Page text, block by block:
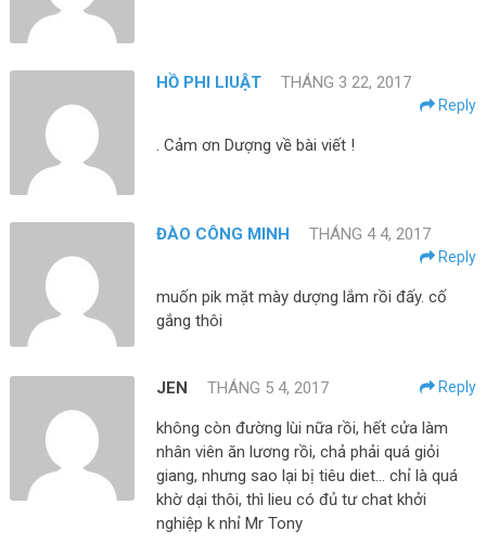
HỒ PHI LIUẬT THÁNG 3 22, 2017
Reply
. Cảm ơn Dượng về bài viết !
ĐÀO CÔNG MINH THÁNG 4 4, 2017
Reply
muốn pik mặt mày dượng lắm rồi đấy. cố
gắng thôi
JEN THÁNG 5 4, 2017 Reply
không còn đường lùi nữa rồi, hết cửa làm
nhân viên ăn lương rồi, chả phải quá giỏi
giang, nhưng sao lại bị tiêu diet… chỉ là quá
khờ dại thôi, thì lieu có đủ tư chat khởi
nghiệp k nhỉ Mr Tony